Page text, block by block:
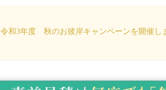
令和3年度 秋のお彼岸キャンペーンを開催しまし